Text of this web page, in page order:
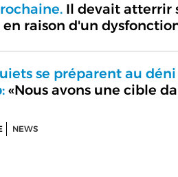
Il devait atterrir
raison d'un
se préparent au
«Nous avons une cible
NEWS